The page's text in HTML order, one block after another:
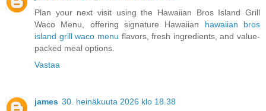
Plan your next visit using the Hawaiian Bros Island Grill
Waco Menu, offering signature Hawaiian hawaiian bros
island grill waco menu flavors, fresh ingredients, and value-
packed meal options.
Vastaa
james 30. heinäkuuta 2026 klo 18.38